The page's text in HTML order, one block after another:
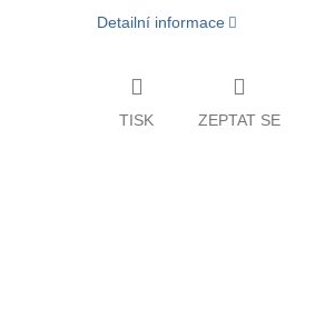
Detailní informace
TISK ZEPTAT SE